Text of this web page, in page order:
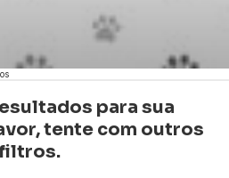
para sua
tente com outros